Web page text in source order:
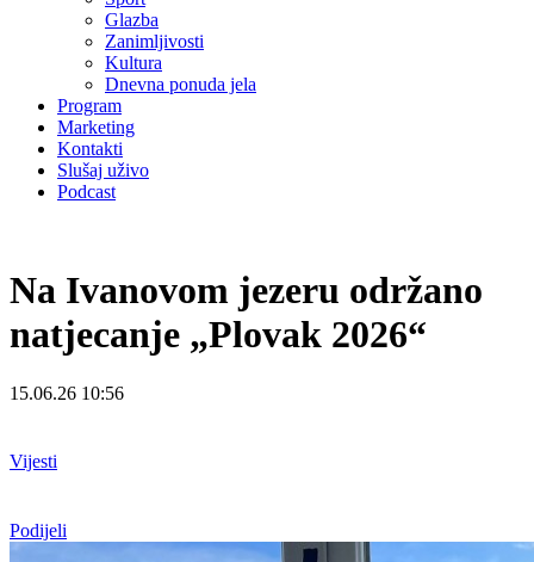
Glazba
Zanimljivosti
Kultura
Dnevna ponuda jela
Program
Marketing
Kontakti
Slušaj uživo
Podcast
Na Ivanovom jezeru održano
natjecanje „Plovak 2026“
15.06.26 10:56
Vijesti
Podijeli